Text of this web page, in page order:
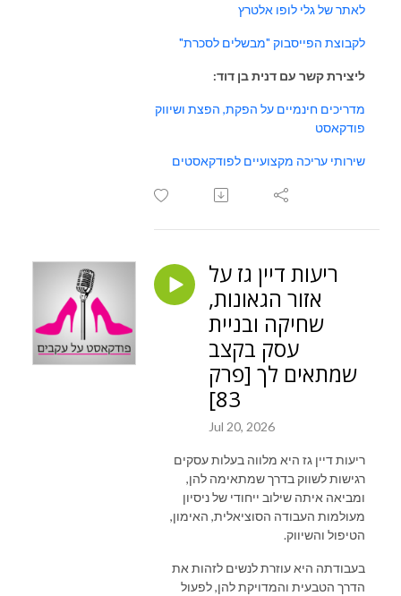
לאתר של גלי לופו אלטרץ
לקבוצת הפייסבוק "מבשלים לסכרת"
ליצירת קשר עם דנית בן דוד:
מדריכים חינמיים על הפקת, הפצת ושיווק
פודקאסט
שירותי עריכה מקצועיים לפודקאסטים
ריעות דיין גז על
אזור הגאונות,
שחיקה ובניית
עסק בקצב
שמתאים לך [פרק
83]
Jul 20, 2026
ריעות דיין גז היא מלווה בעלות עסקים
רגישות לשווק בדרך שמתאימה להן,
ומביאה איתה שילוב ייחודי של ניסיון
מעולמות העבודה הסוציאלית, האימון,
הטיפול והשיווק.
בעבודתה היא עוזרת לנשים לזהות את
הדרך הטבעית והמדויקת להן, לפעול